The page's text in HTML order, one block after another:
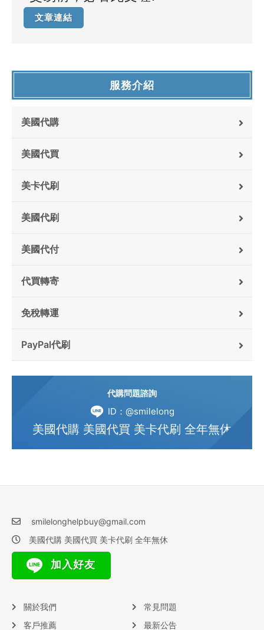
文章連結
服務介紹
美國代購
美國代買
美卡代刷
美國代刷
美國代付
代買轉寄
免稅轉運
PayPal代刷
代購問題諮詢
ID：@smilelong
美國代購 美國代買 美卡代刷 全年無休
smilelonghelpbuy@gmail.com
美國代購 美國代買 美卡代刷 全年無休
加入好友
關於我們
客戶推薦
常見問題
最新公告